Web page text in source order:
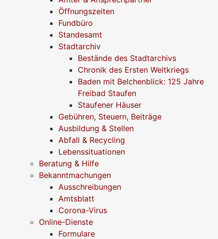
Öffnungszeiten
Fundbüro
Standesamt
Stadtarchiv
Bestände des Stadtarchivs
Chronik des Ersten Weltkriegs
Baden mit Belchenblick: 125 Jahre
Freibad Staufen
Staufener Häuser
Gebühren, Steuern, Beiträge
Ausbildung & Stellen
Abfall & Recycling
Lebenssituationen
Beratung & Hilfe
Bekanntmachungen
Ausschreibungen
Amtsblatt
Corona-Virus
Online-Dienste
Formulare